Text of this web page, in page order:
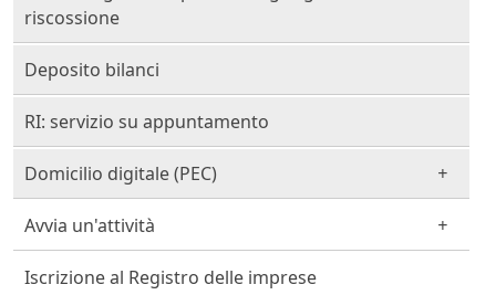
riscossione
Deposito bilanci
RI: servizio su appuntamento
Domicilio digitale (PEC)
Avvia un'attività
Iscrizione al Registro delle imprese